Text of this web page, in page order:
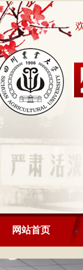
网站首页